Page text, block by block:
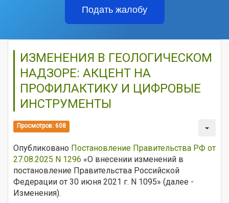
Подать жалобу
ИЗМЕНЕНИЯ В ГЕОЛОГИЧЕСКОМ
НАДЗОРЕ: АКЦЕНТ НА
ПРОФИЛАКТИКУ И ЦИФРОВЫЕ
ИНСТРУМЕНТЫ
Просмотров: 608
Опубликовано Постановление Правительства РФ от
27.08.2025 N 1296 «О внесении изменений в
постановление Правительства Российской
Федерации от 30 июня 2021 г. N 1095» (далее -
Изменения).